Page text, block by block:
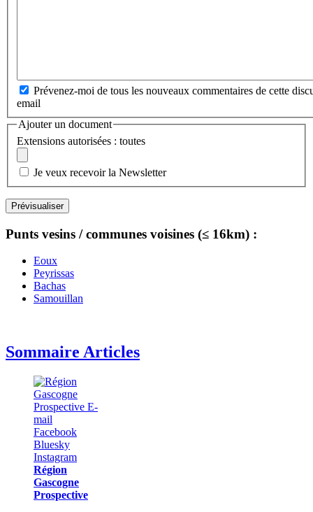
Prévenez-moi de tous les nouveaux commentaires de cette
email
Ajouter un document
Extensions autorisées : toutes
Je veux recevoir la Newsletter
Punts vesins / communes voisines (≤ 16km) :
Eoux
Peyrissas
Bachas
Samouillan
Sommaire Articles
Région
Gascogne
Prospective